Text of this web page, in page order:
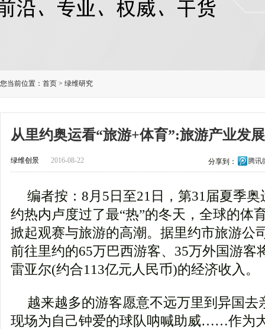
您当前位置： 首页 > 绿维研究
从里约奥运看“旅游+体育”:旅游产业发
绿维创景 2016-08-22 分享到： 腾讯
编者按：8月5日至21日，第31届夏季
约热内卢度过了最“热”的冬天，全球的体
掀起观赛与旅游的高潮。据里约市旅游公
前往里约的65万巴西游客、35万外国游客
雷亚尔(约合113亿元人民币)的经济收入。
越来越多的游客愿意不远万里到异国去
现场为自己钟爱的球队呐喊助威……作为